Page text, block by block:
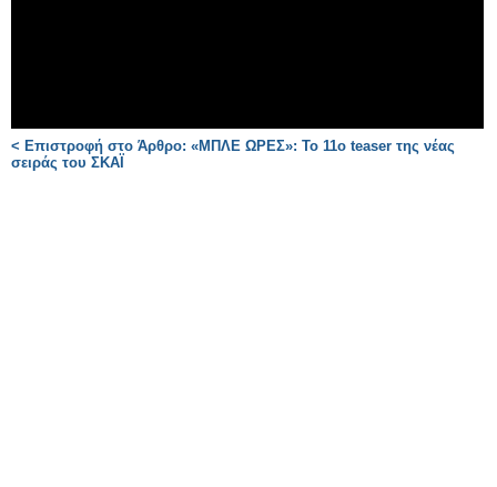
< Επιστροφή στο Άρθρο: «ΜΠΛΕ ΩΡΕΣ»: Το 11ο teaser της νέας
σειράς του ΣΚΑΪ